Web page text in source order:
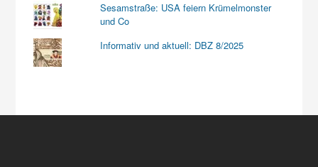
Sesamstraße: USA feiern Krümelmonster
und Co
Informativ und aktuell: DBZ 8/2025